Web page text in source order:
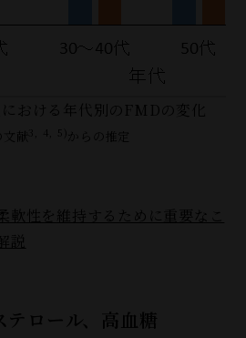
おける年代別のFMDの変化
献 3, 4, 5) からの推定
軟性を維持するために重要なこ
説
テロール、高血糖